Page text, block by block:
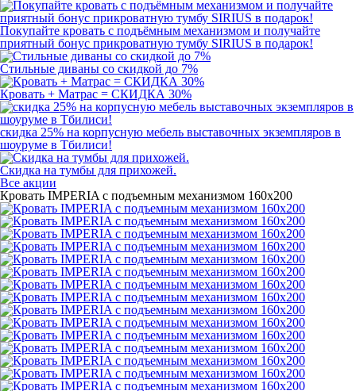
Покупайте кровать с подъёмным механизмом и получайте
приятный бонус прикроватную тумбу SIRIUS в подарок!
Стильные диваны со скидкой до 7%
Кровать + Матрас = СКИДКА 30%
скидка 25% на корпусную мебель выставочных экземпляров в
шоуруме в Тбилиси!
Скидка на тумбы для прихожей.
Все акции
Кровать IMPERIA с подъемным механизмом 160x200